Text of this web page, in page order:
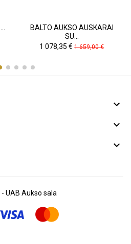
BALTO AUKSO AUSKARAI
SU...
Kaina
1 078,35 € Pradinė
1 659,00 €



UAB Aukso sala